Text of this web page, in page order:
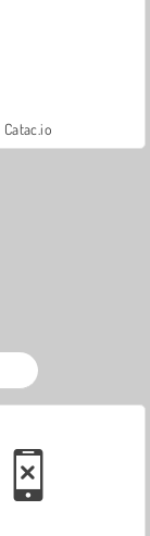
Catac.io